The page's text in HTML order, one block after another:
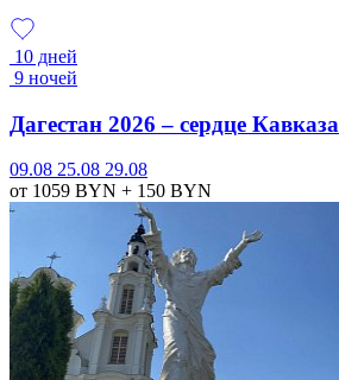
10 дней
9 ночей
Дагестан 2026 – сердце Кавказа
09.08 25.08 29.08
от 1059 BYN + 150 BYN